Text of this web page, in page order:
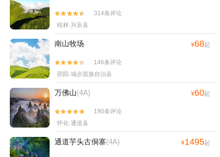


314条评论
桂林·兴安县
南山牧场 ¥68起


146条评论
邵阳·城步苗族自治县
万佛山(4A) ¥60起


190条评论
怀化·通道县
通道芋头古侗寨(4A) ¥1495起